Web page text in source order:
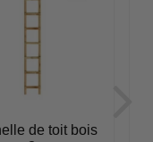
de toit bois